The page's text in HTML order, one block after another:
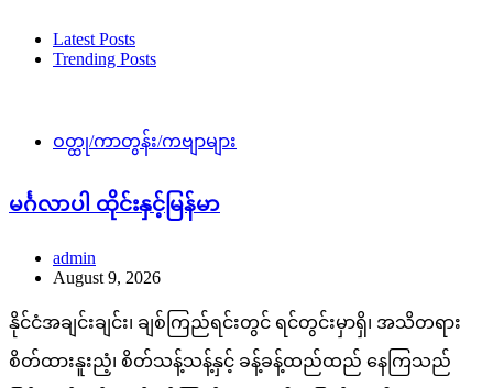
Latest Posts
Trending Posts
ဝတ္ထု/ကာတွန်း/ကဗျာများ
မင်္ဂလာပါ ထိုင်းနှင့်မြန်မာ
admin
August 9, 2026
နိုင်ငံအချင်းချင်း၊ ချစ်ကြည်ရင်းတွင် ရင်တွင်းမှာရှိ၊ အသိတရား
စိတ်ထားနူးညံ့၊ စိတ်သန့်သန့်နှင့် ခန့်ခန့်ထည်ထည် နေကြသည်